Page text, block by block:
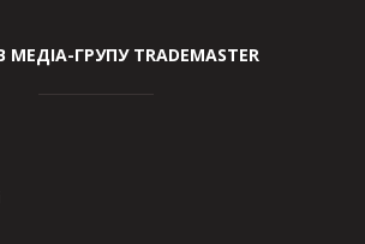
МЕДІА-ГРУПУ TRADEMASTER